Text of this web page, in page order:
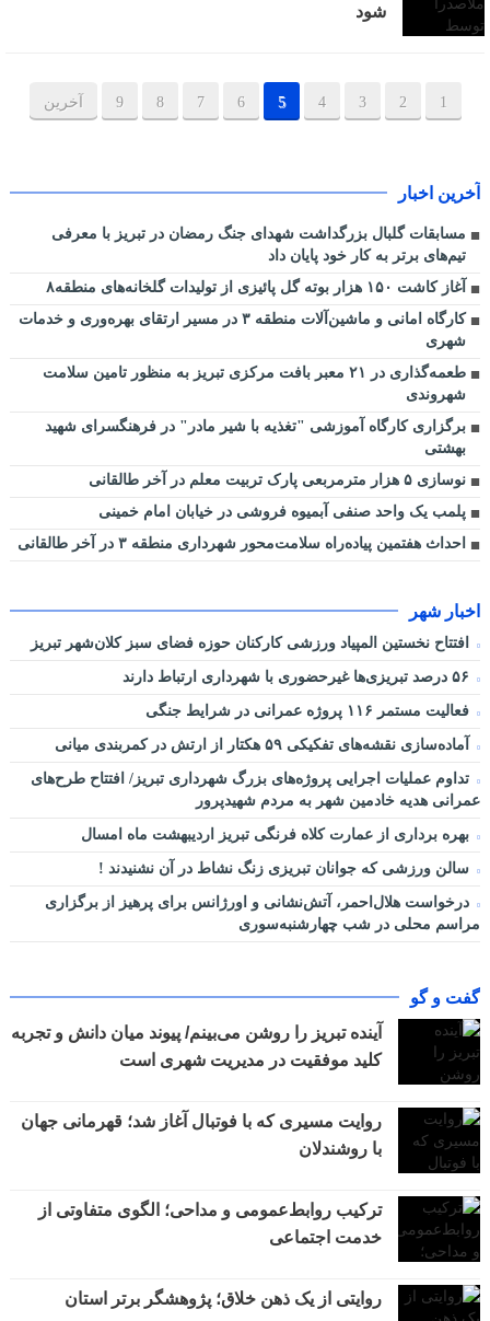
شود
1
2
3
4
5
6
7
8
9 آخرین
آخرین اخبار
مسابقات گلبال بزرگداشت شهدای جنگ رمضان در تبریز با معرفی
تیم‌های برتر به کار خود پایان داد
آغاز کاشت ۱۵۰ هزار بوته گل پائیزی از تولیدات گلخانه‌های منطقه۸
کارگاه امانی و ماشین‌آلات منطقه ۳ در مسیر ارتقای بهره‌وری و خدمات
شهری
طعمه‌گذاری در ۲۱ معبر بافت مرکزی تبریز به منظور تامین سلامت
شهروندی
برگزاری کارگاه آموزشی "تغذیه با شیر مادر" در فرهنگسرای شهید
بهشتی
نوسازی ۵ هزار مترمربعی پارک تربیت معلم در آخر طالقانی
پلمب یک واحد صنفی آبمیوه فروشی در خیابان امام خمینی
احداث هفتمین پیاده‌راه سلامت‌محور شهرداری منطقه ۳ در آخر طالقانی
اخبار شهر
افتتاح نخستین المپیاد ورزشی کارکنان حوزه فضای سبز کلان‌شهر تبریز
فعالیت مستمر ۱۱۶ پروژه عمرانی در شرایط جنگی
آماده‌سازی نقشه‌های تفکیکی ۵۹ هکتار از ارتش در کمربندی میانی
تداوم عملیات اجرایی پروژه‌های بزرگ شهرداری تبریز/ افتتاح طرح‌های
عمرانی هدیه خادمین شهر به مردم شهیدپرور
بهره برداری از عمارت کلاه فرنگی تبریز اردیبهشت ماه امسال
سالن ورزشی که جوانان تبریزی زنگ نشاط در آن نشنیدند !
درخواست هلال‌احمر، آتش‌نشانی و اورژانس برای پرهیز از برگزاری
مراسم محلی در شب چهارشنبه‌سوری
گفت و گو
آینده تبریز را روشن می‌بینم/ پیوند میان دانش و تجربه
کلید موفقیت در مدیریت شهری است
روایت مسیری که با فوتبال آغاز شد؛ قهرمانی جهان
با روشندلان
ترکیب روابط‌عمومی و مداحی؛ الگوی متفاوتی از
خدمت اجتماعی
روایتی از یک ذهن خلاق؛ پژوهشگر برتر استان